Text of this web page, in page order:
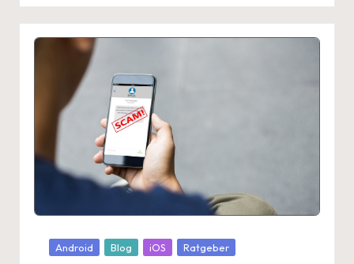
Posted
Android Blog iOS Ratgeber